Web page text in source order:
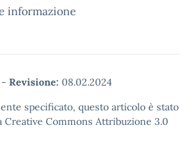
informazione
- Revisione: 08.02.2024
specificato, questo articolo è stato
Creative Commons Attribuzione 3.0